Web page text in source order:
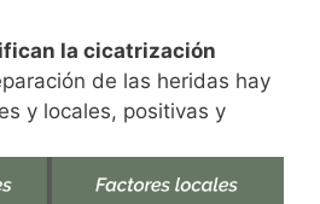
la cicatrización
de las heridas hay
y locales, positivas y